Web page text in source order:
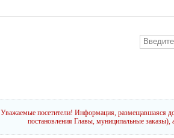
Уважаемые посетители! Информация, размещавшаяся
постановления Главы, муниципальные заказы),